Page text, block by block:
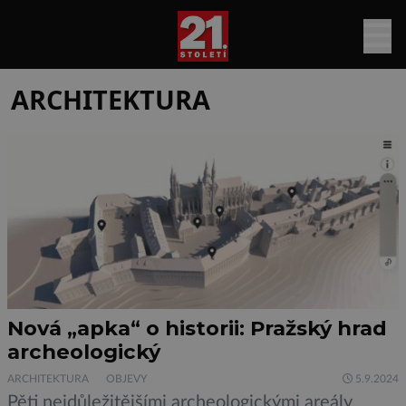
ARCHITEKTURA
Nová „apka“ o historii: Pražský hrad
archeologický
ARCHITEKTURA OBJEVY 5.9.2024